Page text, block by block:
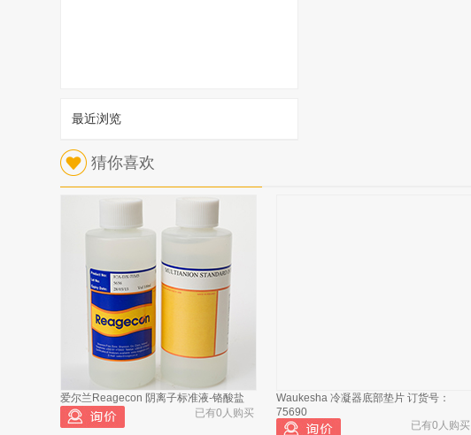
法国依拉勃 MAVP804净气柜分子过滤器
已有646人浏览
2
法国依拉勃 MAVP804净气柜风机
最近浏览
猜你喜欢
爱尔兰Reagecon 阴离子标准液-铬酸盐
已有0人购买
Waukesha 冷凝器底部垫片 订货号：
75690
已有0人购买